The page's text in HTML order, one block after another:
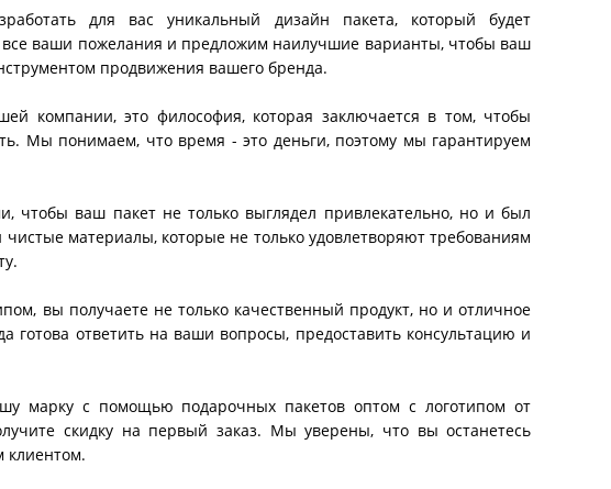
для вас уникальный дизайн пакета, который будет
ваши пожелания и предложим наилучшие варианты, чтобы ваш
продвижения вашего бренда.
компании, это философия, которая заключается в том, чтобы
Мы понимаем, что время - это деньги, поэтому мы гарантируем
чтобы ваш пакет не только выглядел привлекательно, но и был
материалы, которые не только удовлетворяют требованиям
вы получаете не только качественный продукт, но и отличное
готова ответить на ваши вопросы, предоставить консультацию и
марку с помощью подарочных пакетов оптом с логотипом от
скидку на первый заказ. Мы уверены, что вы останетесь
клиентом.